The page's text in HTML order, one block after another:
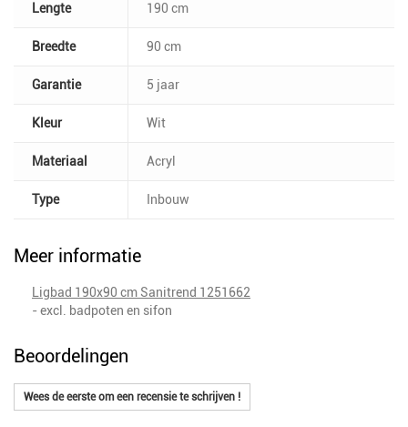
Lengte 190 cm
Breedte 90 cm
Garantie 5 jaar
Kleur Wit
Materiaal Acryl
Type Inbouw
Meer informatie
Ligbad 190x90 cm Sanitrend 1251662
- excl. badpoten en sifon
Beoordelingen
Wees de eerste om een recensie te schrijven !